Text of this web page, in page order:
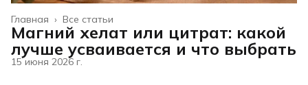
Все статьи
Главная ›
Магний хелат или цитрат: какой
лучше усваивается и что выбрать
15 июня 2026 г.